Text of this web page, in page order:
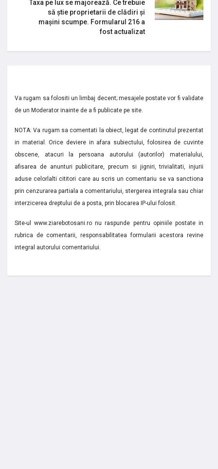
Taxa pe lux se majorează. Ce trebuie
să știe proprietarii de clădiri și
mașini scumpe. Formularul 216 a
fost actualizat
Va rugam sa folositi un limbaj decent; mesajele postate vor fi validate
de un Moderator inainte de a fi publicate pe site.
NOTA: Va rugam sa comentati la obiect, legat de continutul prezentat
in material. Orice deviere in afara subiectului, folosirea de cuvinte
obscene, atacuri la persoana autorului (autorilor) materialului,
afisarea de anunturi publicitare, precum si jigniri, trivialitati, injurii
aduse celorlalti cititori care au scris un comentariu se va sanctiona
prin cenzurarea partiala a comentariului, stergerea integrala sau chiar
interzicerea dreptului de a posta, prin blocarea IP-ului folosit.
Site-ul www.ziarebotosani.ro nu raspunde pentru opiniile postate in
rubrica de comentarii, responsabilitatea formularii acestora revine
integral autorului comentariului.